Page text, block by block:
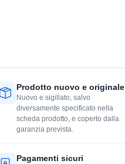
Prodotto nuovo e originale
Nuovo e sigillato, salvo
diversamente specificato nella
scheda prodotto, e coperto dalla
garanzia prevista.
Pagamenti sicuri